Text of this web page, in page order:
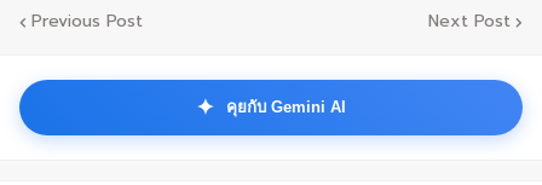
Previous Post Next Post
✦ คุยกับ Gemini AI